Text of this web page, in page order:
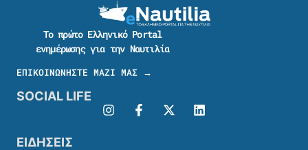
Το πρώτο Ελληνικό Portal
ενημέρωσης για την Ναυτιλία
ΕΠΙΚΟΙΝΩΝΗΣΤΕ ΜΑΖΙ ΜΑΣ →
SOCIAL LIFE
ΕΙΔΗΣΕΙΣ